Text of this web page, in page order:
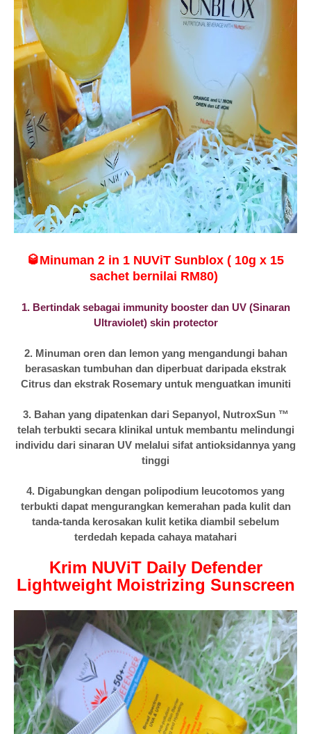
🥃Minuman 2 in 1 NUViT Sunblox ( 10g x 15
sachet bernilai RM80)
1. Bertindak sebagai immunity booster dan UV (Sinaran
Ultraviolet) skin protector
2. Minuman oren dan lemon yang mengandungi bahan
berasaskan tumbuhan dan diperbuat daripada ekstrak
Citrus dan ekstrak Rosemary untuk menguatkan imuniti
3. Bahan yang dipatenkan dari Sepanyol, NutroxSun ™
telah terbukti secara klinikal untuk membantu melindungi
individu dari sinaran UV melalui sifat antioksidannya yang
tinggi
4. Digabungkan dengan polipodium leucotomos yang
terbukti dapat mengurangkan kemerahan pada kulit dan
tanda-tanda kerosakan kulit ketika diambil sebelum
terdedah kepada cahaya matahari
Krim NUViT Daily Defender
Lightweight Moistrizing Sunscreen